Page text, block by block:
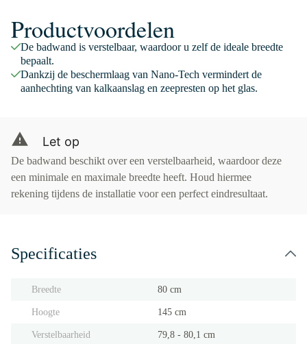
Productvoordelen
De badwand is verstelbaar, waardoor u zelf de ideale breedte
bepaalt.
Dankzij de beschermlaag van Nano-Tech vermindert de
aanhechting van kalkaanslag en zeepresten op het glas.
Let op
De badwand beschikt over een verstelbaarheid, waardoor deze
een minimale en maximale breedte heeft. Houd hiermee
rekening tijdens de installatie voor een perfect eindresultaat.
Specificaties
Breedte 80 cm
Hoogte 145 cm
Verstelbaarheid 79,8 - 80,1 cm